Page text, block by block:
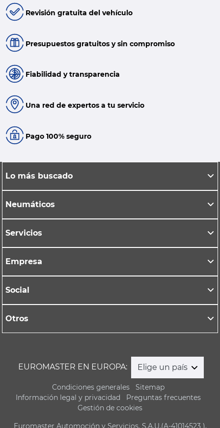
Revisión gratuita del vehículo
Presupuestos gratuitos y sin compromiso
Fiabilidad y transparencia
Una red de expertos a tu servicio
Pago 100% seguro
Lo más buscado
Neumáticos
Servicios
Empresa
Social
Otros
EUROMASTER EN EUROPA: Elige un país
Condiciones generales
Sitemap
Información legal y privacidad
Preguntas frecuentes
Gestión de cookies
Euromaster Automoción y Servicios, S.A.U.(A-41014523 ),